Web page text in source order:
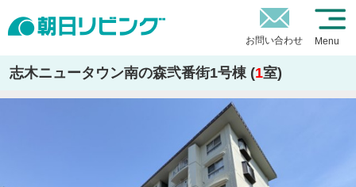
お問い合わせ Menu
志木ニュータウン南の森弐番街1号棟 (1室)